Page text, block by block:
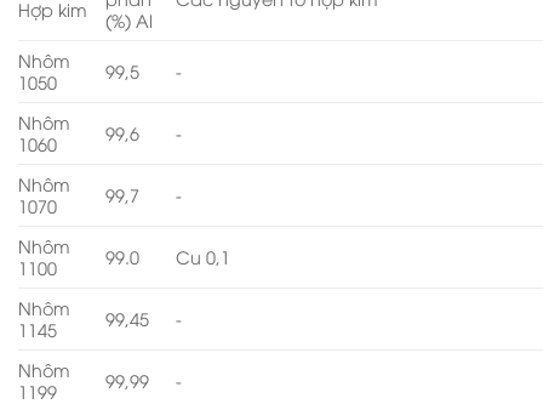
Hợp kim
(%) Al
Nhôm
1050
99,5 -
Nhôm
1060
99,6 -
Nhôm
1070
99,7 -
Nhôm
1100
99.0 Cu 0,1
Nhôm
1145
99,45 -
Nhôm
1199
99,99 -